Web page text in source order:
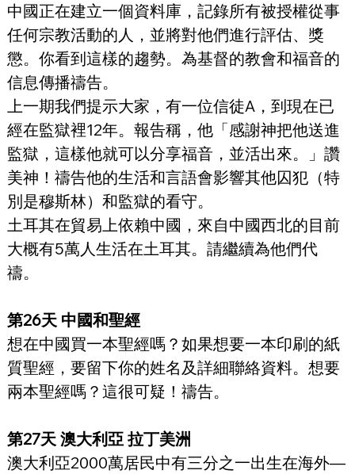
中國正在建立一個資料庫，記錄所有被授權從事
任何宗教活動的人，並將對他們進行評估、獎
懲。你看到這樣的趨勢。為基督的教會和福音的
信息傳播禱告。
上一期我們提示大家，有一位信徒A，到現在已
經在監獄裡12年。報告稱，他「感謝神把他送進
監獄，這樣他就可以分享福音，並活出來。」讚
美神！禱告他的生活和言語會影響其他囚犯（特
別是穆斯林）和監獄的看守。
土耳其在貿易上依賴中國，來自中國西北的目前
大概有5萬人生活在土耳其。請繼續為他們代
禱。
第26天 中國和聖經
想在中國買一本聖經嗎？如果想要一本印刷的紙
質聖經，要留下你的姓名及詳細聯絡資料。想要
兩本聖經嗎？這很可疑！禱告。
第27天 澳大利亞 拉丁美洲
澳大利亞2000萬居民中有三分之一出生在海外—